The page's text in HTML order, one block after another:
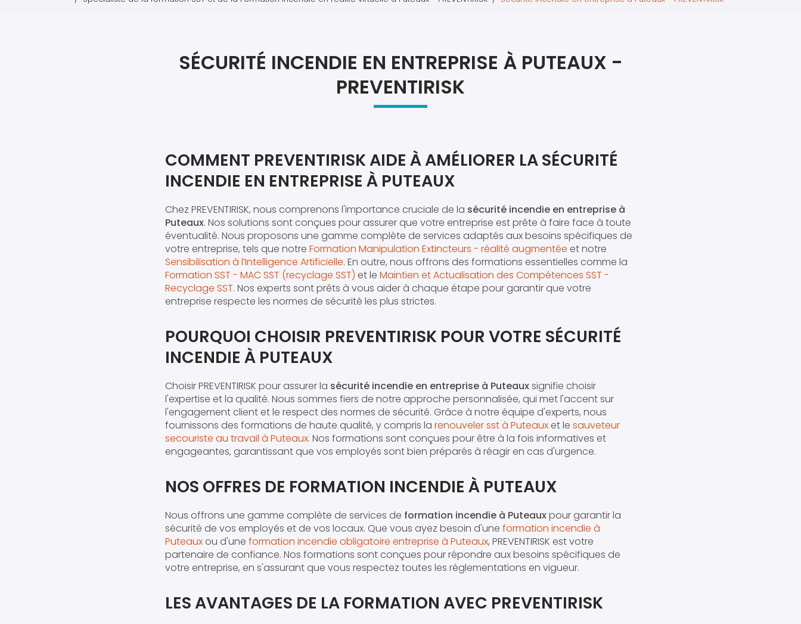
SÉCURITÉ INCENDIE EN ENTREPRISE À PUTEAUX -
PREVENTIRISK
COMMENT PREVENTIRISK AIDE À AMÉLIORER LA SÉCURITÉ
INCENDIE EN ENTREPRISE À PUTEAUX
Chez PREVENTIRISK, nous comprenons l'importance cruciale de la sécurité incendie en entreprise à
Puteaux. Nos solutions sont conçues pour assurer que votre entreprise est prête à faire face à toute
éventualité. Nous proposons une gamme complète de services adaptés aux besoins spécifiques de
votre entreprise, tels que notre Formation Manipulation Extincteurs - réalité augmentée et notre
Sensibilisation à l’Intelligence Artificielle. En outre, nous offrons des formations essentielles comme la
Formation SST - MAC SST (recyclage SST) et le Maintien et Actualisation des Compétences SST -
Recyclage SST. Nos experts sont prêts à vous aider à chaque étape pour garantir que votre
entreprise respecte les normes de sécurité les plus strictes.
POURQUOI CHOISIR PREVENTIRISK POUR VOTRE SÉCURITÉ
INCENDIE À PUTEAUX
Choisir PREVENTIRISK pour assurer la sécurité incendie en entreprise à Puteauxsignifie choisir
l'expertise et la qualité. Nous sommes fiers de notre approche personnalisée, qui met l'accent sur
l'engagement client et le respect des normes de sécurité. Grâce à notre équipe d'experts, nous
fournissons des formations de haute qualité, y compris la renouveler sst à Puteauxet le sauveteur
secouriste au travail à Puteaux. Nos formations sont conçues pour être à la fois informatives et
engageantes, garantissant que vos employés sont bien préparés à réagir en cas d'urgence.
NOS OFFRES DE FORMATION INCENDIE À PUTEAUX
Nous offrons une gamme complète de services de formation incendie à Puteauxpour garantir la
sécurité de vos employés et de vos locaux. Que vous ayez besoin d'une formation incendie à
Puteauxou d'une formation incendie obligatoire entreprise à Puteaux, PREVENTIRISK est votre
partenaire de confiance. Nos formations sont conçues pour répondre aux besoins spécifiques de
votre entreprise, en s'assurant que vous respectez toutes les réglementations en vigueur.
LES AVANTAGES DE LA FORMATION AVEC PREVENTIRISK